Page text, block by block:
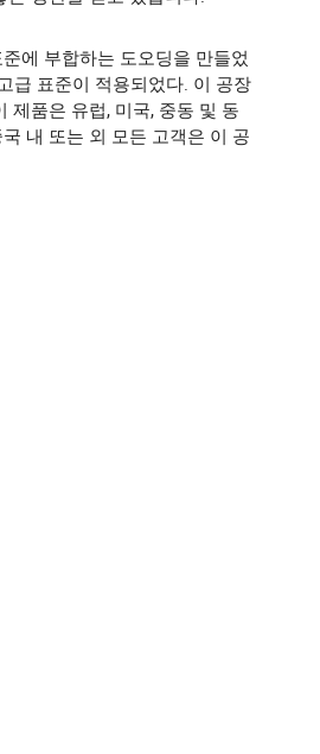
에 부합하는 도오딩을 만들었
급 표준이 적용되었다. 이 공장
제품은 유럽, 미국, 중동 및 동
내 또는 외 모든 고객은 이 공